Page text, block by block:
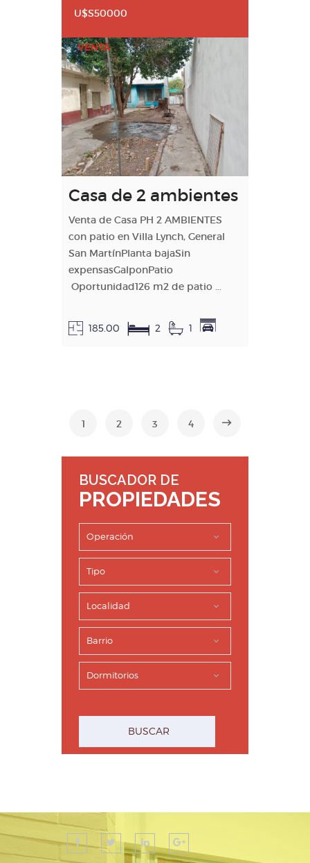
U$S50000
VENTA
Casa de 2 ambientes
Venta de Casa PH 2 AMBIENTES
con patio en Villa Lynch, General
San MartínPlanta bajaSin
expensasGalponPatio
Oportunidad126 m2 de patio ...
185.00 2 1
1 2 3 4
BUSCADOR DE
PROPIEDADES